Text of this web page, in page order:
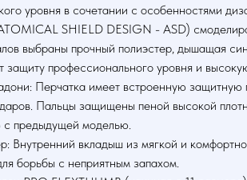
уровня в сочетании с особенностями
SHIELD DESIGN - ASD)
выбраны прочный полиэстер, дышащая
защиту профессионального уровня и
Перчатка имеет встроенную
Пальцы защищены пеной высокой
с предыдущей моделью.
Внутренний вкладыш из мягкой и
борьбы с неприятным запахом.